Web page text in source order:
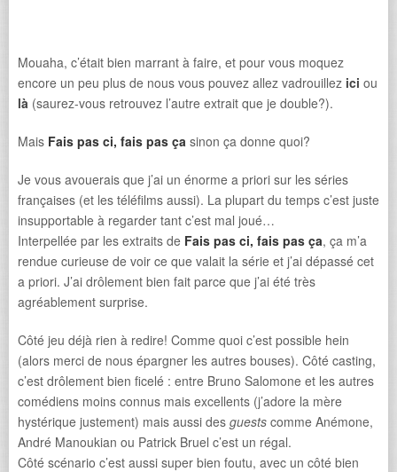
Mouaha, c’était bien marrant à faire, et pour vous moquez
encore un peu plus de nous vous pouvez allez vadrouillez ici ou
là (saurez-vous retrouvez l’autre extrait que je double?).
Mais Fais pas ci, fais pas ça sinon ça donne quoi?
Je vous avouerais que j’ai un énorme a priori sur les séries
françaises (et les téléfilms aussi). La plupart du temps c’est juste
insupportable à regarder tant c’est mal joué…
Interpellée par les extraits de Fais pas ci, fais pas ça, ça m’a
rendue curieuse de voir ce que valait la série et j’ai dépassé cet
a priori. J’ai drôlement bien fait parce que j’ai été très
agréablement surprise.
Côté jeu déjà rien à redire! Comme quoi c’est possible hein
(alors merci de nous épargner les autres bouses). Côté casting,
c’est drôlement bien ficelé : entre Bruno Salomone et les autres
comédiens moins connus mais excellents (j’adore la mère
hystérique justement) mais aussi des guests comme Anémone,
André Manoukian ou Patrick Bruel c’est un régal.
Côté scénario c’est aussi super bien foutu, avec un côté bien